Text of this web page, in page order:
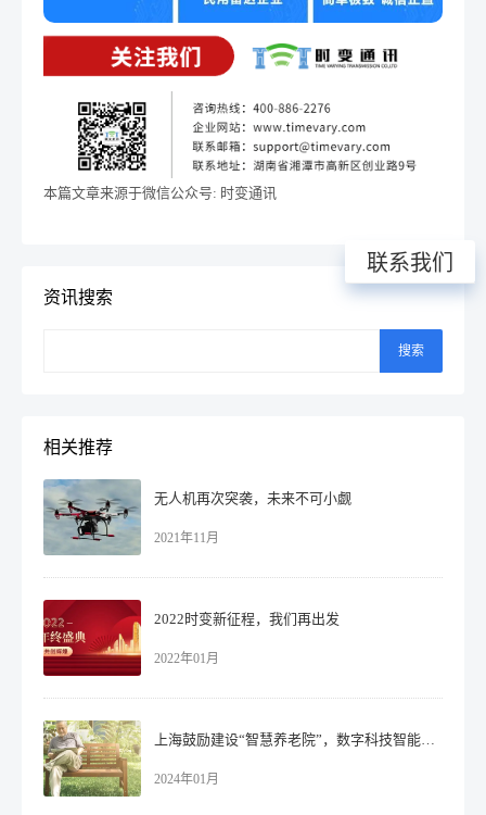
本篇文章来源于微信公众号: 时变通讯
资讯搜索
搜索
相关推荐
无人机再次突袭，未来不可小觑
2021年11月
2022时变新征程，我们再出发
2022年01月
2024年01月
联系我们